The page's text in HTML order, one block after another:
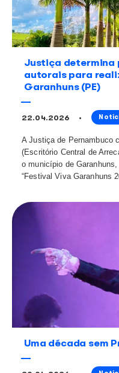
35 anos sem
permanece
27.04.2026
Levantamento do
regravadas de sua
o Brasil se
intensos da